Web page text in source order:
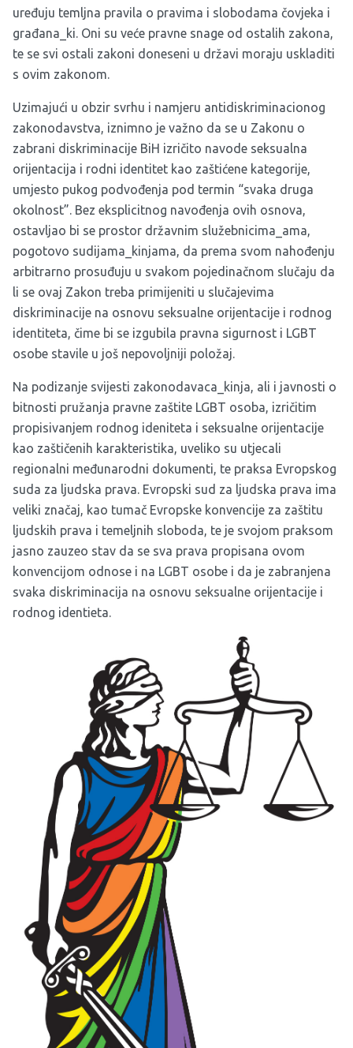
uređuju temljna pravila o pravima i slobodama čovjeka i
građana_ki. Oni su veće pravne snage od ostalih zakona,
te se svi ostali zakoni doneseni u državi moraju uskladiti
s ovim zakonom.
Uzimajući u obzir svrhu i namjeru antidiskriminacionog
zakonodavstva, iznimno je važno da se u Zakonu o
zabrani diskriminacije BiH izričito navode seksualna
orijentacija i rodni identitet kao zaštićene kategorije,
umjesto pukog podvođenja pod termin “svaka druga
okolnost”. Bez eksplicitnog navođenja ovih osnova,
ostavljao bi se prostor državnim služebnicima_ama,
pogotovo sudijama_kinjama, da prema svom nahođenju
arbitrarno prosuđuju u svakom pojedinačnom slučaju da
li se ovaj Zakon treba primijeniti u slučajevima
diskriminacije na osnovu seksualne orijentacije i rodnog
identiteta, čime bi se izgubila pravna sigurnost i LGBT
osobe stavile u još nepovoljniji položaj.
Na podizanje svijesti zakonodavaca_kinja, ali i javnosti o
bitnosti pružanja pravne zaštite LGBT osoba, izričitim
propisivanjem rodnog ideniteta i seksualne orijentacije
kao zaštičenih karakteristika, uveliko su utjecali
regionalni međunarodni dokumenti, te praksa Evropskog
suda za ljudska prava. Evropski sud za ljudska prava ima
veliki značaj, kao tumač Evropske konvencije za zaštitu
ljudskih prava i temeljnih sloboda, te je svojom praksom
jasno zauzeo stav da se sva prava propisana ovom
konvencijom odnose i na LGBT osobe i da je zabranjena
svaka diskriminacija na osnovu seksualne orijentacije i
rodnog identieta.